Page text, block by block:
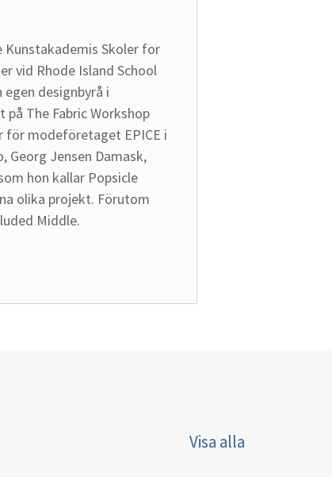
Kunstakademis Skoler for
vid Rhode Island School
designbyrå i
The Fabric Workshop
för modeföretaget EPICE i
Georg Jensen Damask,
hon kallar Popsicle
olika projekt. Förutom
Middle.
Visa alla